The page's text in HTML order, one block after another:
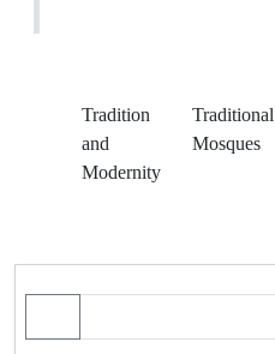
Tradition
and
Modernity
Traditional
Mosques